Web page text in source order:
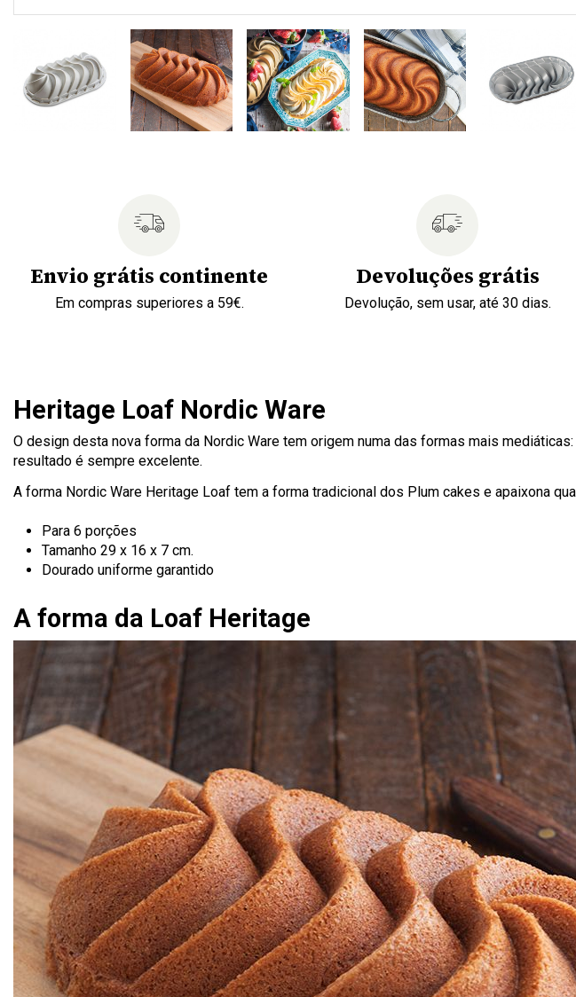
Envio grátis continente
Em compras superiores a 59€.
Devoluções grátis
Devolução, sem usar, até 30 dias.
Heritage Loaf Nordic Ware
O design desta nova forma da Nordic Ware tem origem numa das formas mais
resultado é sempre excelente.
A forma Nordic Ware Heritage Loaf tem a forma tradicional dos Plum cakes e apaixona
Para 6 porções
Tamanho 29 x 16 x 7 cm.
Dourado uniforme garantido
A forma da Loaf Heritage